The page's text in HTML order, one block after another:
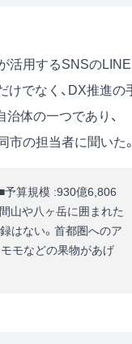
活用するSNSのLINE
けでなく、DX推進の
体の一つであり、
市の担当者に聞いた。
予算規模 :930億6,806
山や八ヶ岳に囲まれた
はない。首都圏へのア
モなどの果物があげ